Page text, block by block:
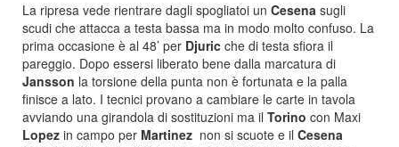
La ripresa vede rientrare dagli spogliatoi un Cesena sugli
scudi che attacca a testa bassa ma in modo molto confuso. La
prima occasione è al 48’ per Djuric che di testa sfiora il
pareggio. Dopo essersi liberato bene dalla marcatura di
Jansson la torsione della punta non è fortunata e la palla
finisce a lato. I tecnici provano a cambiare le carte in tavola
avviando una girandola di sostituzioni ma il Torino con Maxi
Lopez in campo per Martinez non si scuote e il Cesena